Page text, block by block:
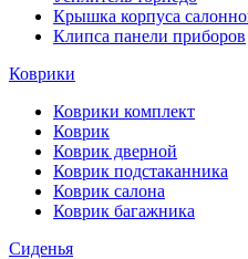
Крышка корпуса
Клипса панели приборов
Коврики
Коврики комплект
Коврик
Коврик дверной
Коврик подстаканника
Коврик салона
Коврик багажника
Сиденья